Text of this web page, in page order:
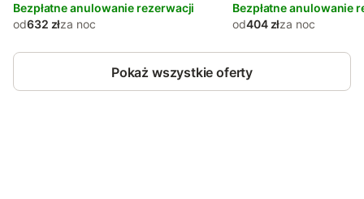
Bezpłatne anulowanie rezerwacji
od632 złza noc
Bezpłatne anulowanie
od404 złza noc
Pokaż wszystkie oferty